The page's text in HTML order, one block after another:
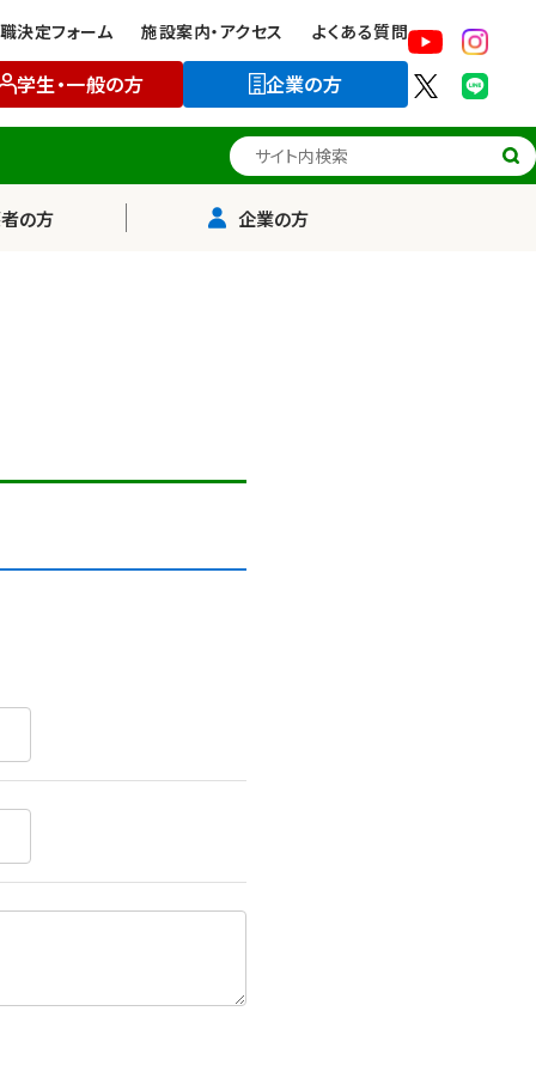
決定フォーム 施設案内・アクセス よくある質問
学生・一般の方 企業の方
サイト内検索
の方 企業の方